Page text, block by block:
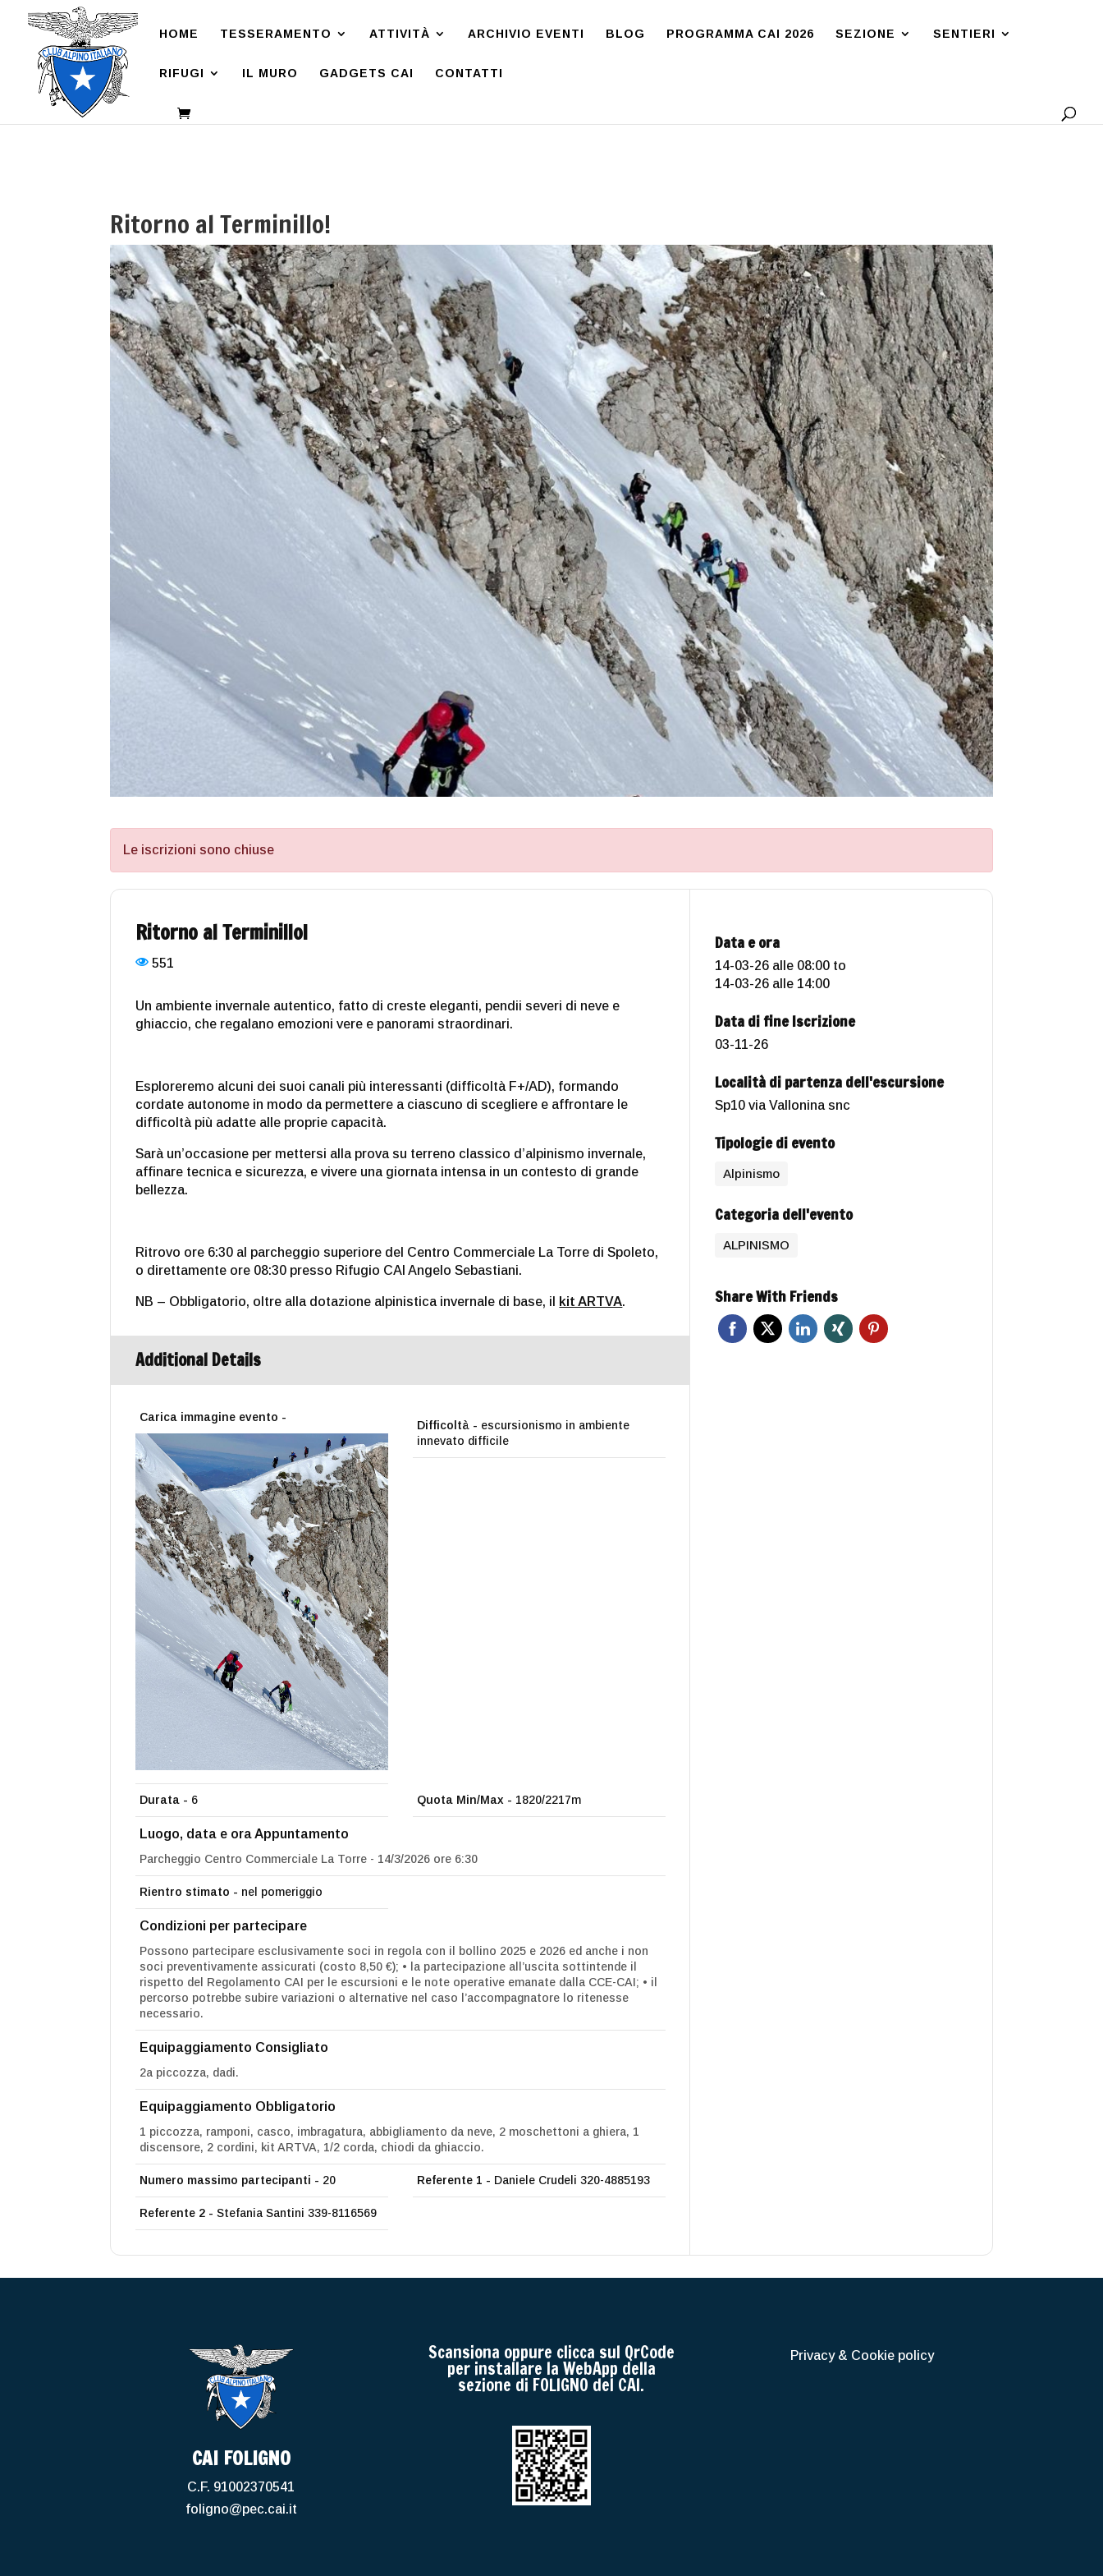
HOME TESSERAMENTO ATTIVITÀ ARCHIVIO EVENTI BLOG PROGRAMMA CAI 2026 SEZIONE SENTIERI
RIFUGI IL MURO GADGETS CAI CONTATTI
Ritorno al Terminillo!
Le iscrizioni sono chiuse
Ritorno al Terminillo!
551
Un ambiente invernale autentico, fatto di creste eleganti, pendii severi di neve e
ghiaccio, che regalano emozioni vere e panorami straordinari.
Esploreremo alcuni dei suoi canali più interessanti (difficoltà F+/AD), formando
cordate autonome in modo da permettere a ciascuno di scegliere e affrontare le
difficoltà più adatte alle proprie capacità.
Sarà un’occasione per mettersi alla prova su terreno classico d’alpinismo invernale,
affinare tecnica e sicurezza, e vivere una giornata intensa in un contesto di grande
bellezza.
Ritrovo ore 6:30 al parcheggio superiore del Centro Commerciale La Torre di Spoleto,
o direttamente ore 08:30 presso Rifugio CAI Angelo Sebastiani.
NB – Obbligatorio, oltre alla dotazione alpinistica invernale di base, il kit ARTVA.
Additional Details
Carica immagine evento -
Difficoltà - escursionismo in ambiente
innevato difficile
Durata - 6 Quota Min/Max - 1820/2217m
Luogo, data e ora Appuntamento
Parcheggio Centro Commerciale La Torre - 14/3/2026 ore 6:30
Rientro stimato - nel pomeriggio
Condizioni per partecipare
Possono partecipare esclusivamente soci in regola con il bollino 2025 e 2026 ed anche i non
soci preventivamente assicurati (costo 8,50 €); • la partecipazione all’uscita sottintende il
rispetto del Regolamento CAI per le escursioni e le note operative emanate dalla CCE-CAI; • il
percorso potrebbe subire variazioni o alternative nel caso l’accompagnatore lo ritenesse
necessario.
Equipaggiamento Consigliato
2a piccozza, dadi.
Equipaggiamento Obbligatorio
1 piccozza, ramponi, casco, imbragatura, abbigliamento da neve, 2 moschettoni a ghiera, 1
discensore, 2 cordini, kit ARTVA, 1/2 corda, chiodi da ghiaccio.
Numero massimo partecipanti - 20 Referente 1 - Daniele Crudeli 320-4885193
Referente 2 - Stefania Santini 339-8116569
Data e ora
14-03-26 alle 08:00 to
14-03-26 alle 14:00
Data di fine Iscrizione
03-11-26
Località di partenza dell'escursione
Sp10 via Vallonina snc
Tipologie di evento
Alpinismo
Categoria dell'evento
ALPINISMO
Share With Friends
CAI FOLIGNO
C.F. 91002370541
foligno@pec.cai.it
Scansiona oppure clicca sul QrCode
per installare la WebApp della
sezione di FOLIGNO del CAI.
Privacy & Cookie policy